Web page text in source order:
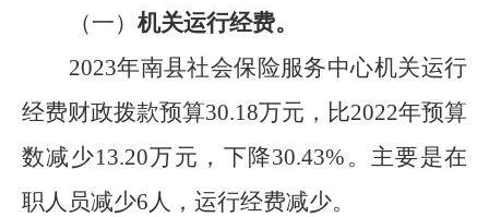
（一） 机关运行经费。
2023年南县社会保险服务中心机关运行
经费财政拨款预算30.18万元，比2022年预算
数减少13.20万元， 下降30.43% 。 主要是在
职人员减少6人， 运行经费减少。